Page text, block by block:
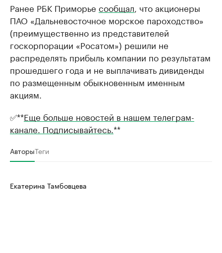
Ранее РБК Приморье сообщал , что акционеры
ПАО «Дальневосточное морское пароходство»
(преимущественно из представителей
госкорпорации «Росатом») решили не
распределять прибыль компании по результатам
прошедшего года и не выплачивать дивиденды
по размещенным обыкновенным именным
акциям.
✅**Еще больше новостей в нашем телеграм-
канале. Подписывайтесь. **
АвторыТеги
Екатерина Тамбовцева